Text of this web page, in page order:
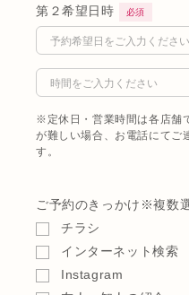
第２希望日時 必須
※定休日・営業時間は各店舗
が難しい場合、お電話にてご
す。
ご予約のきっかけ ※複数
チラシ
インターネット検索
Instagram